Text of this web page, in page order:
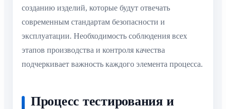
созданию изделий, которые будут отвечать
современным стандартам безопасности и
эксплуатации. Необходимость соблюдения всех
этапов производства и контроля качества
подчеркивает важность каждого элемента процесса.
Процесс тестирования и